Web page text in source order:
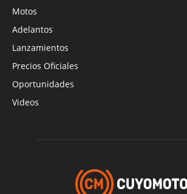
Motos
Adelantos
Lanzamientos
Precios Oficiales
Oportunidades
Videos